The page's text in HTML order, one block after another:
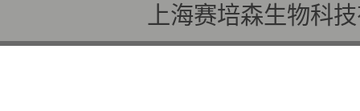
上海赛培森生物科